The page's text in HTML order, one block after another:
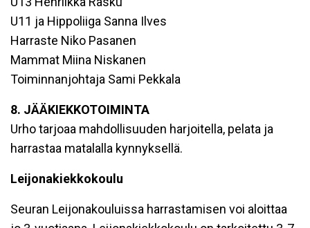
U11 ja Hippoliiga Sanna Ilves
Harraste Niko Pasanen
Mammat Miina Niskanen
Toiminnanjohtaja Sami Pekkala
8. JÄÄKIEKKOTOIMINTA
Urho tarjoaa mahdollisuuden harjoitella, pelata ja
harrastaa matalalla kynnyksellä.
Leijonakiekkokoulu
Seuran Leijonakouluissa harrastamisen voi aloittaa